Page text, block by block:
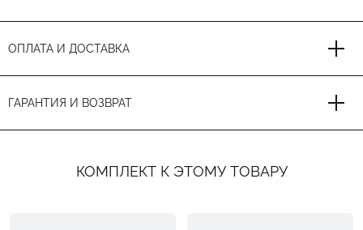
ОПЛАТА И ДОСТАВКА
ГАРАНТИЯ И ВОЗВРАТ
КОМПЛЕКТ К ЭТОМУ ТОВАРУ